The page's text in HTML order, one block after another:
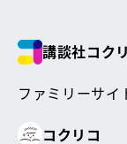
講談社コク
ファミリーサイ
コクリコ